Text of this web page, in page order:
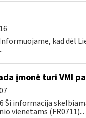
kad dėl
įmonė turi VMI
Ši informacija
vienetams (FR0711)...